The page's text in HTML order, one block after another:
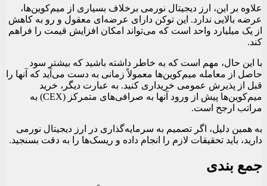
علاوه بر این، ارز دیجیتال نورمی برخلاف بسیاری از میم‌کوین‌ها،
عرضه بالایی ندارد. این توکن دارای عرضه‌ای معقول و رو به کاهش
از یک میلیارد واحد است که می‌تواند امکان افزایش قیمت را فراهم
کند.
با این حال، مهم است که به خاطر داشته باشید که بیشتر سود
حاصل از معامله میم‌کوین‌ها معمولاً زمانی به دست می‌آید که آنها را
قبل از پذیرش عمومی خریداری کنید. به عبارت دیگر، خرید
میم‌کوین‌ها پیش از ورود آنها به صرافی‌های متمرکز (CEX) به
مراتب ارجح است.
به همین دلیل، اگر تصمیم به سرمایه‌گذاری در ارز دیجیتال نورمی
دارید، باید تحقیقات لازم را انجام داده و ریسک‌ها را به دقت بسنجید.
جمع بندی